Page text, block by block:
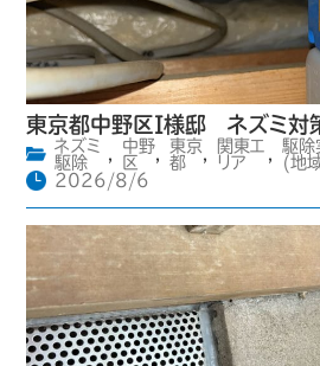
東京都中野区I様邸 ネズミ対
ネズミ
駆除
,
中野
区
,
東京
都
,
関東エ
リア
,
駆除
(地
2026/8/6